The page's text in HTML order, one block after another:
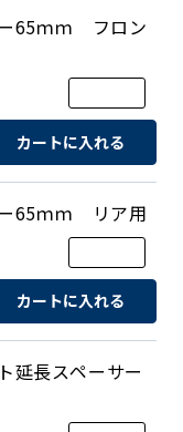
65ｍｍ フロン
カートに入れる
65ｍｍ リア用
カートに入れる
延長スペーサー